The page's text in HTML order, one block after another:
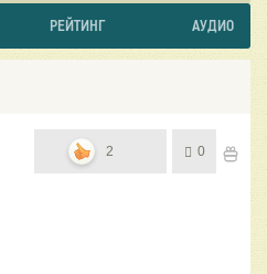
РЕЙТИНГ АУДИО
2 0